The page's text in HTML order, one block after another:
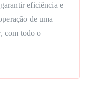
eficiência e
de uma
com todo o